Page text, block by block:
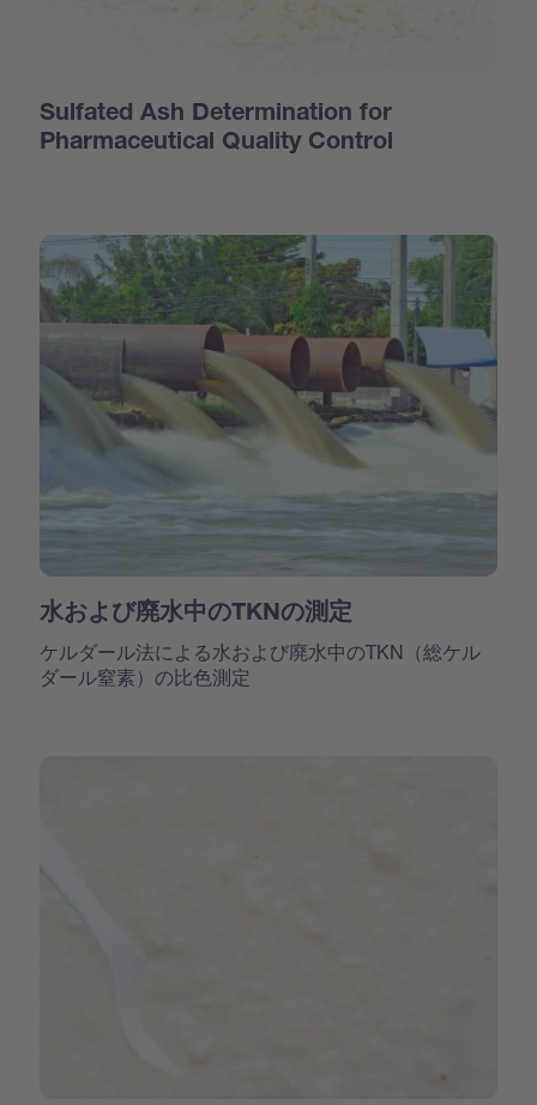
Sulfated Ash Determination for
Pharmaceutical Quality Control
水および廃水中のTKNの測定
ケルダール法による水および廃水中のTKN（総ケル
ダール窒素）の比色測定